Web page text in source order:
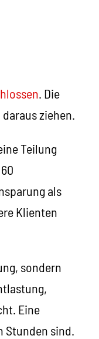
. Die
ziehen.
Teilung
als
Klienten
sondern
Eine
Stunden sind.